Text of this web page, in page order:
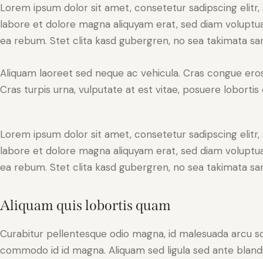
Lorem ipsum dolor sit amet, consetetur sadipscing
labore et dolore magna aliquyam erat, sed diam
ea rebum. Stet clita kasd gubergren, no sea takimata
Aliquam laoreet sed neque ac vehicula. Cras congue
Cras turpis urna, vulputate at est vitae, posuere lobortis
Lorem ipsum dolor sit amet, consetetur sadipscing
labore et dolore magna aliquyam erat, sed diam
ea rebum. Stet clita kasd gubergren, no sea takimata
Aliquam quis lobortis quam
Curabitur pellentesque odio magna, id malesuada arcu
commodo id id magna. Aliquam sed ligula sed ante